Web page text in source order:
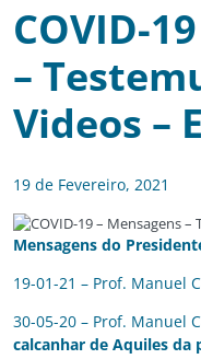
COVID-
–
Videos –
19 de Fevereiro, 2021
Mensagens do
19-01-21 – Prof. Manuel
30-05-20 – Prof. Manuel
calcanhar de Aquiles da